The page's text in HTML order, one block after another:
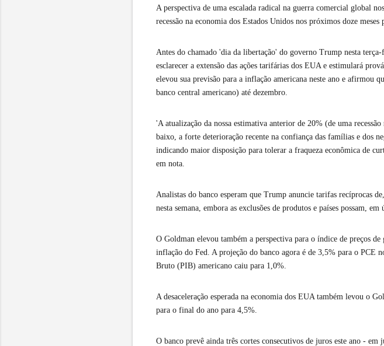
A perspectiva de uma escalada radical na guerra comercial global
recessão na economia dos Estados Unidos nos próximos doze
Antes do chamado 'dia da libertação' do governo Trump nesta
esclarecer a extensão das ações tarifárias dos EUA e estimulará
elevou sua previsão para a inflação americana neste ano e afirmou
banco central americano) até dezembro.
'A atualização da nossa estimativa anterior de 20% (de uma
baixo, a forte deterioração recente na confiança das famílias e dos
indicando maior disposição para tolerar a fraqueza econômica de
em nota.
Analistas do banco esperam que Trump anuncie tarifas recíprocas
nesta semana, embora as exclusões de produtos e países possam,
O Goldman elevou também a perspectiva para o índice de preços
inflação do Fed. A projeção do banco agora é de 3,5% para o PCE
Bruto (PIB) americano caiu para 1,0%.
A desaceleração esperada na economia dos EUA também levou o
para o final do ano para 4,5%.
O banco prevê ainda três cortes consecutivos de juros este ano -